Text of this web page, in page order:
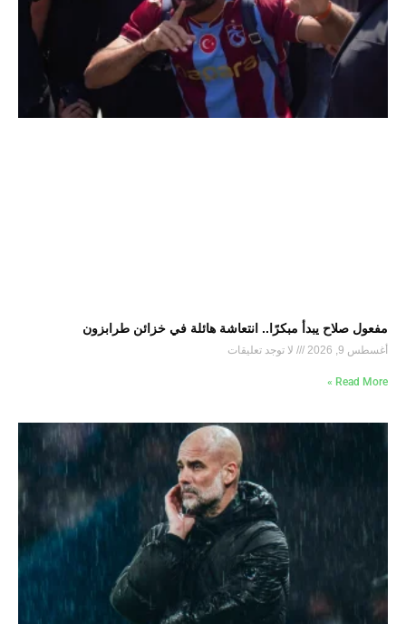
مفعول صلاح يبدأ مبكرًا.. انتعاشة هائلة في خزائن طرابزون
أغسطس 9, 2026 لا توجد تعليقات
Read More »